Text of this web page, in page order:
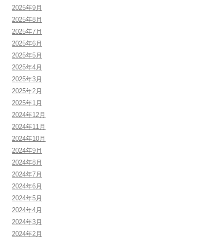
2025年9月
2025年8月
2025年7月
2025年6月
2025年5月
2025年4月
2025年3月
2025年2月
2025年1月
2024年12月
2024年11月
2024年10月
2024年9月
2024年8月
2024年7月
2024年6月
2024年5月
2024年4月
2024年3月
2024年2月